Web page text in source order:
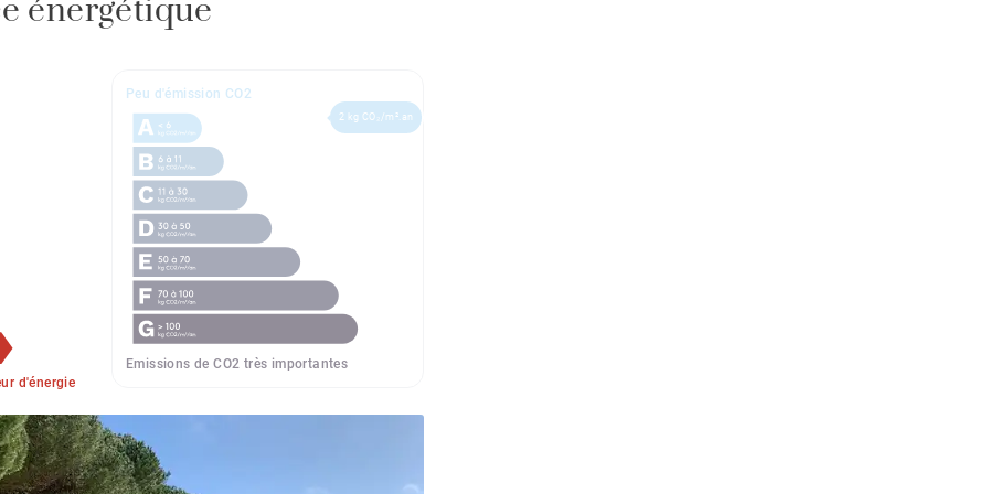
énergétique
d'énergie
Peu d'émission CO2
Emissions de CO2 très importantes
2 kg CO₂/m².an